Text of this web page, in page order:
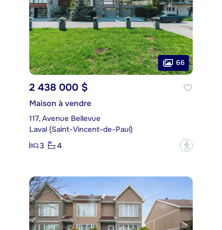
66
2 438 000 $
Maison à vendre
117, Avenue Bellevue
Laval (Saint-Vincent-de-Paul)
3
4 ?